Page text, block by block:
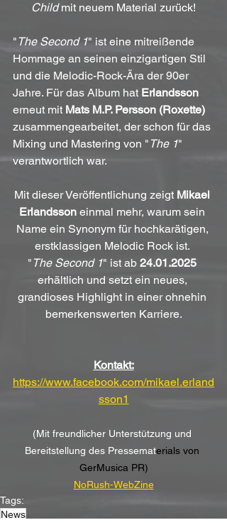
Child mit neuem Material zurück!
" The Second 1" ist eine mitreißende
Hommage an seinen einzigartigen Stil
und die Melodic-Rock-Ära der 90er
Jahre. Für das Album hat Erlandsson
erneut mit Mats M.P. Persson (Roxette)
zusammengearbeitet, der schon für das
Mixing und Mastering von " The 1"
verantwortlich war.
Mit dieser Veröffentlichung zeigt Mikael
Erlandsson einmal mehr, warum sein
Name ein Synonym für hochkarätigen,
erstklassigen Melodic Rock ist.
" The Second 1" ist ab 24.01.2025
erhältlich und setzt ein neues,
grandioses Highlight in einer ohnehin
bemerkenswerten Karriere.
Kontakt:
https://www.facebook.com/mikael.erland
sson1
(Mit freundlicher Unterstützung und
Bereitstellung des Pressematerials von
GerMusica PR)
NoRush-WebZine
Tags:
News